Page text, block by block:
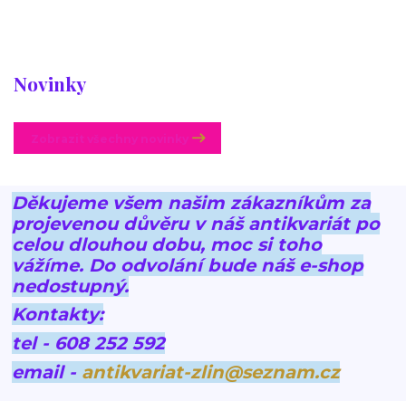
Novinky
Děkujeme všem našim zákazníkům za
projevenou důvěru v náš antikvariát po
celou dlouhou dobu, moc si toho
vážíme. Do odvolání bude náš e-shop
nedostupný.
Kontakty:
tel - 608 252 592
email - antikvariat-zlin@seznam.cz